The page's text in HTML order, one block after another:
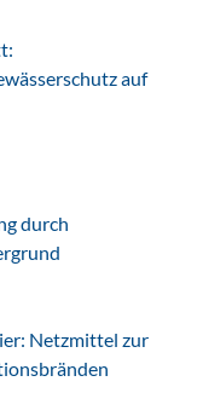
auf
durch
Netzmittel zur